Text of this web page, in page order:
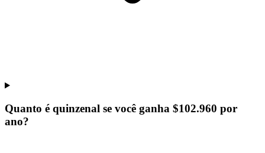
Quanto é quinzenal se você ganha $102.960 por
ano?